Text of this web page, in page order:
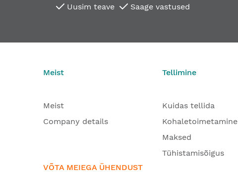
Uusim teave Saage vastused
Meist
Meist
Company details
VÕTA MEIEGA ÜHENDUST
Tellimine
Kuidas tellida
Kohaletoimetamine
Maksed
Tühistamisõigus